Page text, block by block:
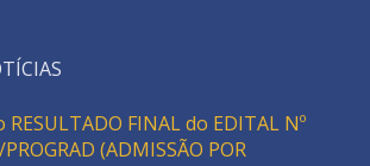
RESULTADO FINAL do EDITAL Nº
(ADMISSÃO POR